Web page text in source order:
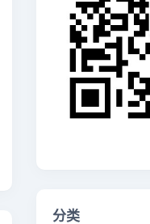
分类